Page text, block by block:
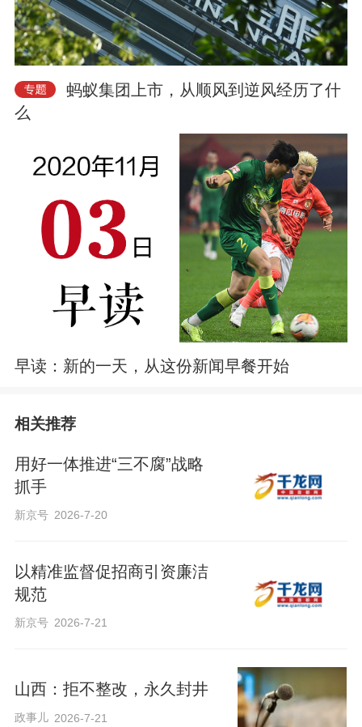
蚂蚁集团上市，从顺风到逆风经历了什
么
早读：新的一天，从这份新闻早餐开始
相关推荐
用好一体推进“三不腐”战略
抓手
新京号 2026-7-20
以精准监督促招商引资廉洁
规范
新京号 2026-7-21
山西：拒不整改，永久封井
政事儿 2026-7-21